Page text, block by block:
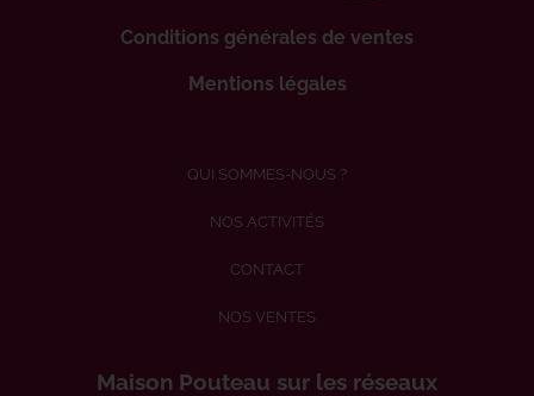
Conditions générales de ventes
Mentions légales
QUI SOMMES-NOUS ?
NOS ACTIVITÉS
CONTACT
NOS VENTES
Maison Pouteau sur les réseaux